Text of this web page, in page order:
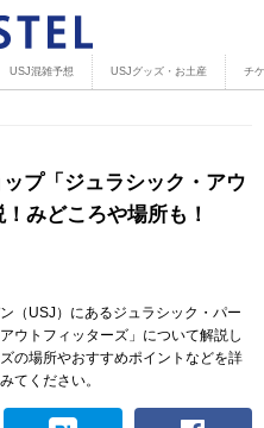
USJ混雑予想 USJグッズ・お土産 チ
プ「ジュラシック・アウ
みどころや場所も！
（USJ）にあるジュラシック・パー
ウトフィッターズ」について解説し
の場所やおすすめポイントなどを詳
てください。